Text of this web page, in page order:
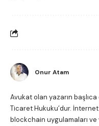
Onur Atam
Avukat olan yazarın
Ticaret Hukuku’dur.
blockchain uygulamaları